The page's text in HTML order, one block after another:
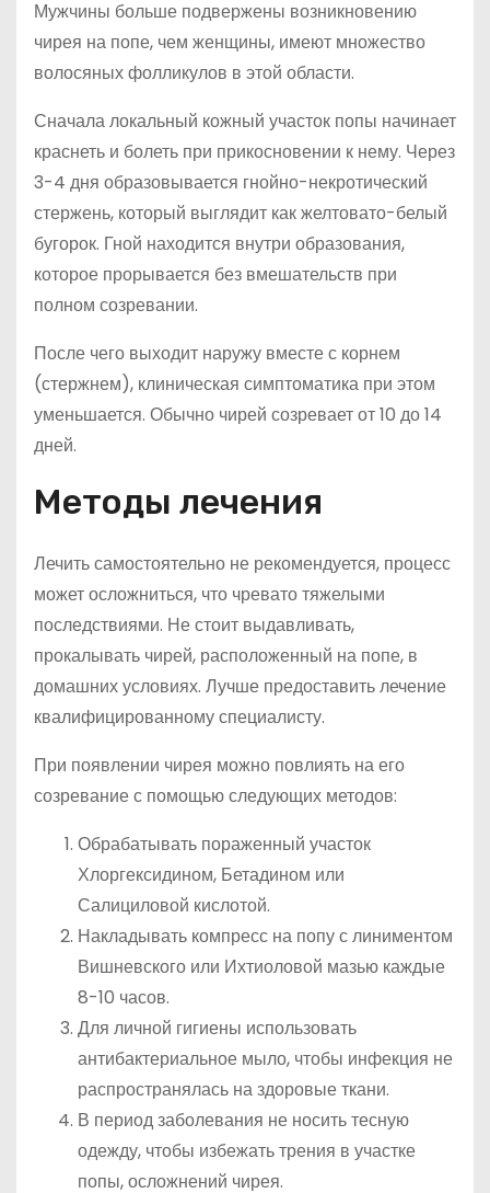
Мужчины больше подвержены возникновению
чирея на попе, чем женщины, имеют множество
волосяных фолликулов в этой области.
Сначала локальный кожный участок попы начинает
краснеть и болеть при прикосновении к нему. Через
3-4 дня образовывается гнойно-некротический
стержень, который выглядит как желтовато-белый
бугорок. Гной находится внутри образования,
которое прорывается без вмешательств при
полном созревании.
После чего выходит наружу вместе с корнем
(стержнем), клиническая симптоматика при этом
уменьшается. Обычно чирей созревает от 10 до 14
дней.
Методы лечения
Лечить самостоятельно не рекомендуется, процесс
может осложниться, что чревато тяжелыми
последствиями. Не стоит выдавливать,
прокалывать чирей, расположенный на попе, в
домашних условиях. Лучше предоставить лечение
квалифицированному специалисту.
При появлении чирея можно повлиять на его
созревание с помощью следующих методов:
Обрабатывать пораженный участок
Хлоргексидином, Бетадином или
Салициловой кислотой.
Накладывать компресс на попу с линиментом
Вишневского или Ихтиоловой мазью каждые
8-10 часов.
Для личной гигиены использовать
антибактериальное мыло, чтобы инфекция не
распространялась на здоровые ткани.
В период заболевания не носить тесную
одежду, чтобы избежать трения в участке
попы, осложнений чирея.